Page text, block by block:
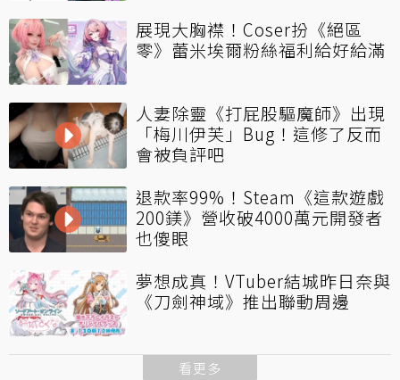
展現大胸襟！Coser扮《絕區
零》蕾米埃爾粉絲福利給好給滿
人妻除靈《打屁股驅魔師》出現
「梅川伊芙」Bug！這修了反而
會被負評吧
退款率99%！Steam《這款遊戲
200鎂》營收破4000萬元開發者
也傻眼
夢想成真！VTuber結城昨日奈與
《刀劍神域》推出聯動周邊
看更多